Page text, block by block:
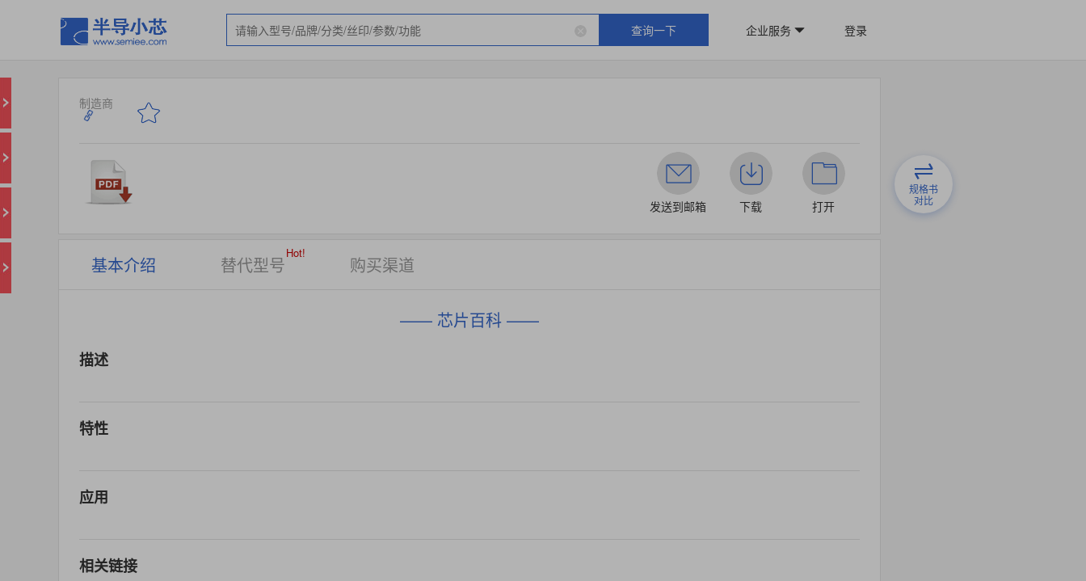
查询一下 企业服务 登录
制造商
发送到邮箱 下载 打开
规格书
对比
基本介绍 替代型号
Hot!
购买渠道
—— 芯片百科 ——
描述
特性
应用
相关链接